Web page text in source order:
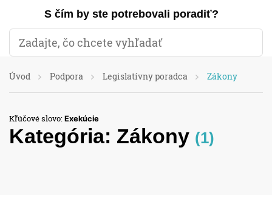
S čím by ste potrebovali poradiť?
Úvod Podpora Legislatívny poradca Zákony
Kľúčové slovo: Exekúcie
Kategória: Zákony (1)